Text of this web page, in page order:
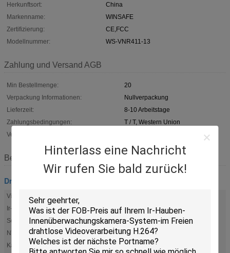
Hinterlass eine Nachricht
Wir rufen Sie bald zurück!
Herkunftsort:
China
Markenname:
WINSAFE
Zertifizierung:
CE,FCC
Modellnummer:
WS-VNR411-13
Zahlung und Versand AGB
Min Bestellmenge:
20
Verpackung Informationen:
Nullverpackung
Lieferzeit:
8-10 Arbeitstage
Zahlungsbedingungen:
T / T, Western Union
Versorgungsmaterial-Fähigkeit:
Beschreibung
Drahtlose Ip-Kamerasystem
Videoverarbeitung:
Ir-Abstand:
20-30m
Sensor:
1/4" Sensor OV9712 CMOS
NVR-Größe:
330mm x 230mm x57mm
Kamerafarbe:
Weiß